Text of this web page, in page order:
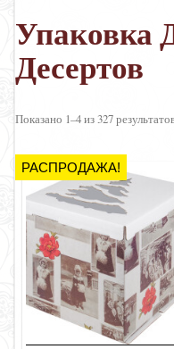
Упаковка
Десертов
Показано 1–4 из 327
РАСПРОДАЖА!